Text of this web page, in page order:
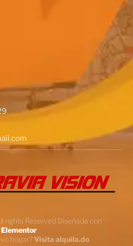
rights Reserved Diseñada con
Elementor
hogar?Visita alquila.do